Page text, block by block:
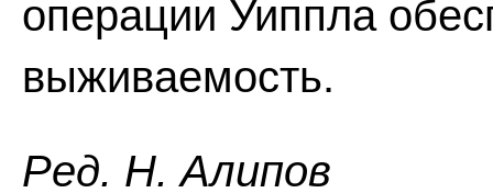
операции Уиппла
выживаемость.
Ред. Н. Алипов